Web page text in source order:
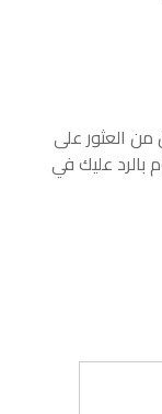
من العثور على
بالرد عليك في